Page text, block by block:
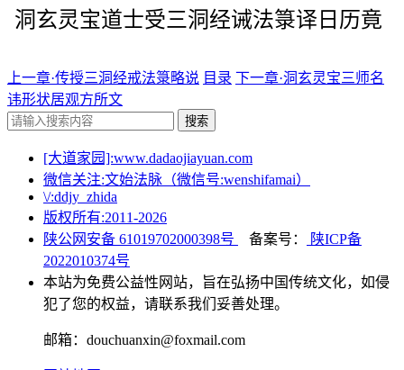
洞玄灵宝道士受三洞经诫法箓译日历竟
上一章·传授三洞经戒法箓略说 目录 下一章·洞玄灵宝三师名
讳形状居观方所文
搜索
[大道家园]:www.dadaojiayuan.com
微信关注:文始法脉（微信号:wenshifamai）
\/:ddjy_zhida
版权所有:2011-2026
陕公网安备 61019702000398号
备案号：
陕ICP备
2022010374号
本站为免费公益性网站，旨在弘扬中国传统文化，如侵
犯了您的权益，请联系我们妥善处理。
邮箱：douchuanxin@foxmail.com